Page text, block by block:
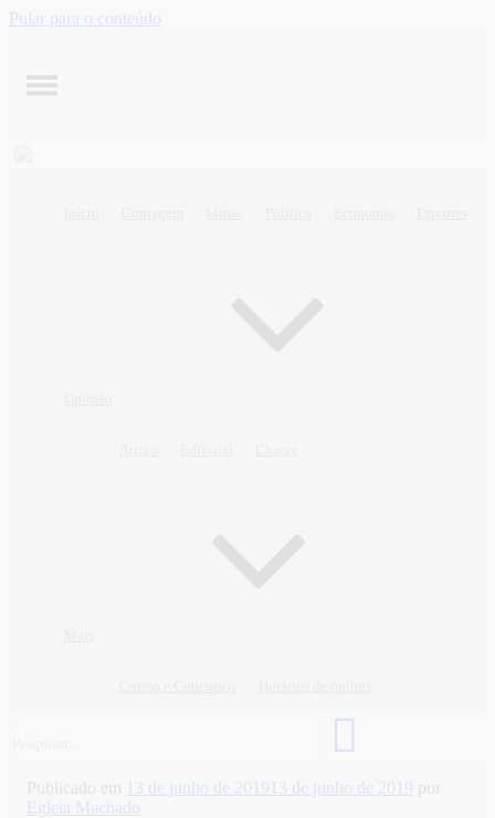
Pular para o conteúdo
Publicado em 13 de junho de 2019 13 de junho de 2019 por
Egleia Machado